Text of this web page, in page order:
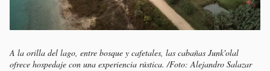
A la orilla del lago, entre bosque y cafetales, las cabañas Junk'olal
ofrece hospedaje con una experiencia rústica. /Foto: Alejandro Salazar